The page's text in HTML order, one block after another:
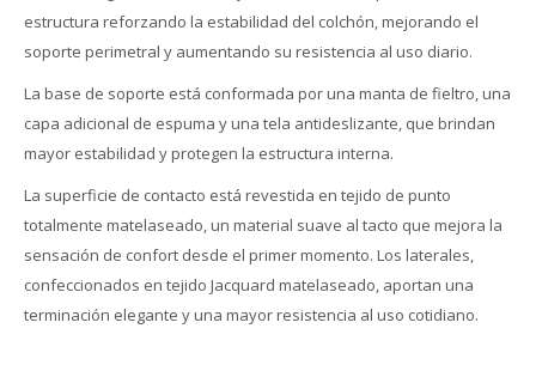
estructura reforzando la estabilidad del colchón, mejorando el
soporte perimetral y aumentando su resistencia al uso diario.
La base de soporte está conformada por una manta de fieltro, una
capa adicional de espuma y una tela antideslizante, que brindan
mayor estabilidad y protegen la estructura interna.
La superficie de contacto está revestida en tejido de punto
totalmente matelaseado, un material suave al tacto que mejora la
sensación de confort desde el primer momento. Los laterales,
confeccionados en tejido Jacquard matelaseado, aportan una
terminación elegante y una mayor resistencia al uso cotidiano.